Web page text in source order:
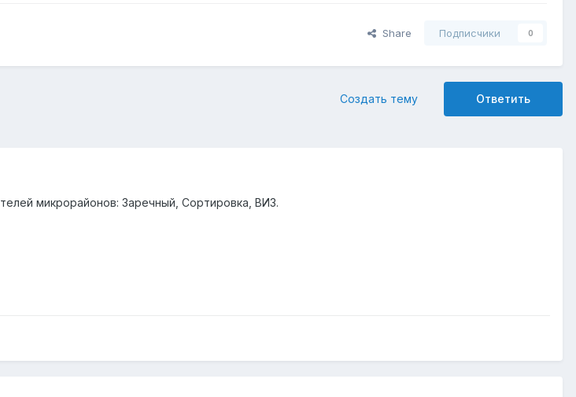
Share Подписчики 0
Ответить
Создать тему
микрорайонов: Заречный, Сортировка, ВИЗ.